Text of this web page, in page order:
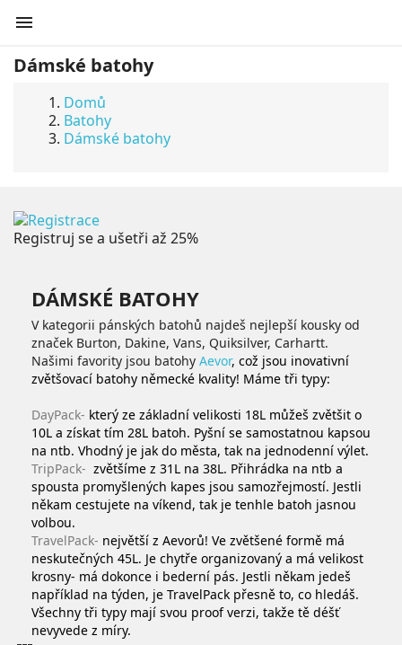

Dámské batohy
Domů
Batohy
Dámské batohy
Registruj se a ušetři až 25%
DÁMSKÉ BATOHY
V kategorii pánských batohů najdeš nejlepší kousky od
značek Burton, Dakine, Vans, Quiksilver, Carhartt.
Našimi favority jsou batohy Aevor, což jsou inovativní
zvětšovací batohy německé kvality! Máme tři typy:
DayPack- který ze základní velikosti 18L můžeš zvětšit o
10L a získat tím 28L batoh. Pyšní se samostatnou kapsou
na ntb. Vhodný je jak do města, tak na jednodenní výlet.
TripPack- zvětšíme z 31L na 38L. Přihrádka na ntb a
spousta promyšlených kapes jsou samozřejmostí. Jestli
někam cestujete na víkend, tak je tenhle batoh jasnou
volbou.
TravelPack- největší z Aevorů! Ve zvětšené formě má
neskutečných 45L. Je chytře organizovaný a má velikost
krosny- má dokonce i bederní pás. Jestli někam jedeš
například na týden, je TravelPack přesně to, co hledáš.
Všechny tři typy mají svou proof verzi, takže tě déšť
nevyvede z míry.